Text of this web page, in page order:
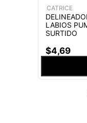
CATRICE
LABIOS
SURTIDO
$4,69